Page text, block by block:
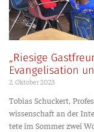
„Riesige
Evangelisation
2. Okto­ber 2023
Tobi­as Schu­ckert,
wis­sen­schaft an der
te­te im Som­mer zwei